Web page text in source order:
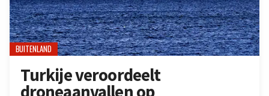
BUITENLAND
Turkije veroordeelt
droneaanvallen op